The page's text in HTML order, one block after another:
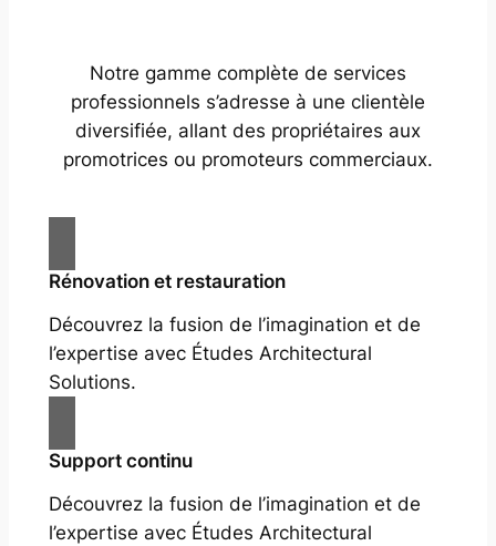
Notre gamme complète de services
professionnels s’adresse à une clientèle
diversifiée, allant des propriétaires aux
promotrices ou promoteurs commerciaux.
Rénovation et restauration
Découvrez la fusion de l’imagination et de
l’expertise avec Études Architectural
Solutions.
Support continu
Découvrez la fusion de l’imagination et de
l’expertise avec Études Architectural